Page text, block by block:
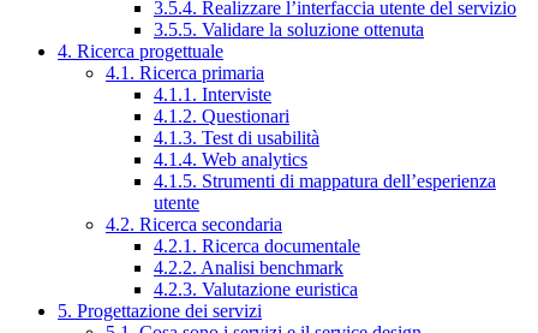
3.5.4. Realizzare l’interfaccia utente del servizio
3.5.5. Validare la soluzione ottenuta
4. Ricerca progettuale
4.1. Ricerca primaria
4.1.1. Interviste
4.1.2. Questionari
4.1.3. Test di usabilità
4.1.4. Web analytics
4.1.5. Strumenti di mappatura dell’esperienza
utente
4.2. Ricerca secondaria
4.2.1. Ricerca documentale
4.2.2. Analisi benchmark
4.2.3. Valutazione euristica
5. Progettazione dei servizi